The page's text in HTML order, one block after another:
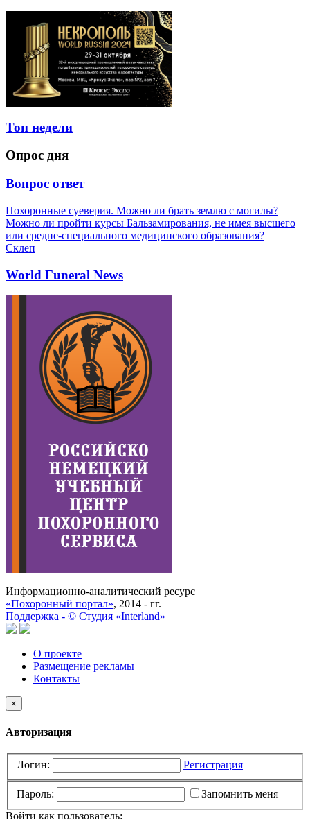
Топ недели
Опрос дня
Вопрос ответ
Похоронные суеверия. Можно ли брать землю с могилы?
Можно ли пройти курсы Бальзамирования, не имея высшего
или средне-специального медицинского образования?
Склеп
World Funeral News
Информационно-аналитический ресурс
«Похоронный портал», 2014 - гг.
Поддержка - © Cтудия «Interland»
О проекте
Размещение рекламы
Контакты
×
Авторизация
Логин: Регистрация
Пароль:
Запомнить меня
Войти как пользователь: